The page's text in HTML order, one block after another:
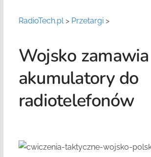
RadioTech.pl> Przetargi>
Wojsko zamawia
akumulatory do
radiotelefonów